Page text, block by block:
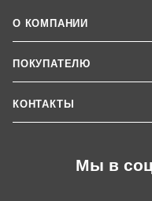
О КОМПАНИИ
ПОКУПАТЕЛЮ
КОНТАКТЫ
Мы в